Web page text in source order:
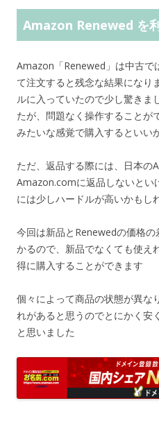
Amazon Renewed を
Amazon「Renewed」は中古で
て注文すると残念な結果になり
ルに入っていたので少し驚きま
たが、問題なく操作することが
みたいな感覚で購入するといい
ただ、返品する際には、日本
Amazon.comに返品しないとい
には少しハードルが高いかもし
今回は新品とRenewedの価格
かるので、新品でなくても使え
得に購入することができます
個々によって商品の状態が異な
れがあると思うのでとにかく安
と思いました